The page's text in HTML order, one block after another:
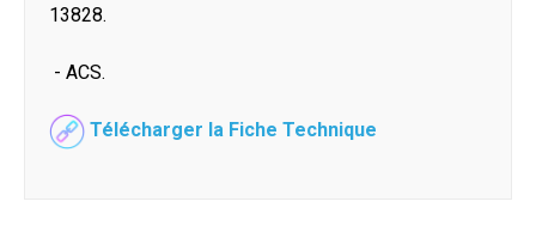
13828.
- ACS.
Télécharger la Fiche Technique